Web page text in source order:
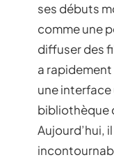
ses débuts
comme une
diffuser des
a
une
bibliothèque
Aujourd’hui,